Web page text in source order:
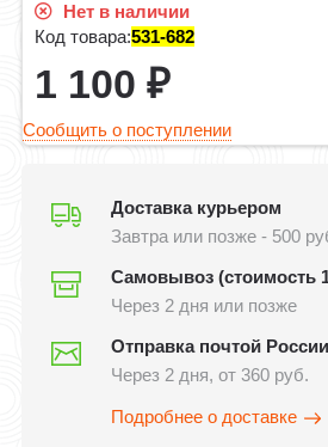
Нет в наличии
Код товара:531-682
1 100₽
Сообщить о поступлении
Доставка курьером
Завтра или позже - 500
Самовывоз (стоимость
Через 2 дня или позже
Отправка почтой России
Через 2 дня, от 360 руб.
Подробнее о доставке